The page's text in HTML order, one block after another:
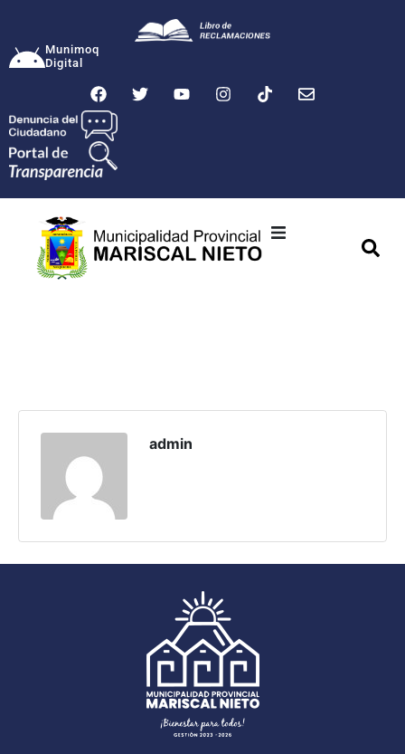
Munimoq
Digital
admin